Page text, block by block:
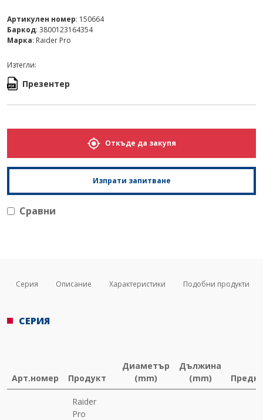
Артикулен номер: 150664
Баркод: 3800123164354
Марка: Raider Pro
Изтегли:
Презентер
Откъде да закупя
Изпрати запитване
Сравни
Серия Описание Характеристики Подобни продукти
СЕРИЯ
Арт.номер Продукт
Диаметър
(mm)
Дължина
(mm)
Raider
Pro